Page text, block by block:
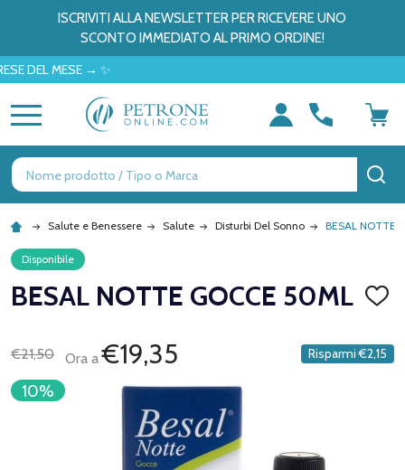
ISCRIVITI ALLA NEWSLETTER PER RICEVERE UNO
SCONTO IMMEDIATO AL PRIMO ORDINE!
MESE → ✨
Ricerca
Salute e Benessere Salute Disturbi Del Sonno BESAL NOTTE
Disponibile
BESAL NOTTE GOCCE 50ML
DEI
€21,50 Ora a€19,35 Risparmi €2,15
10%